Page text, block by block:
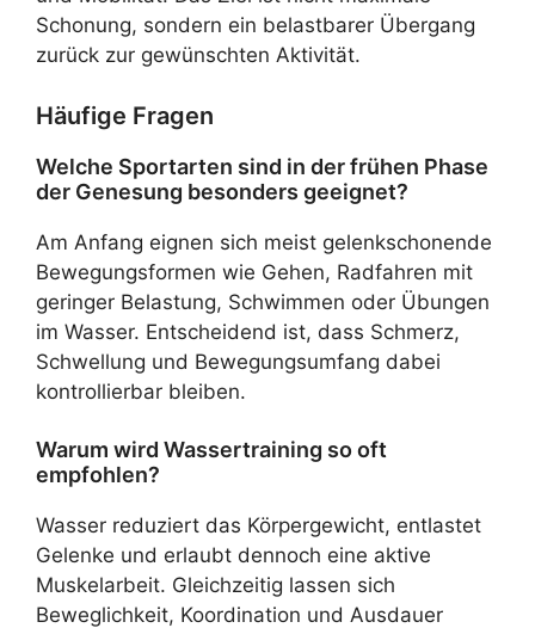
Schonung, sondern ein belastbarer Übergang
zurück zur gewünschten Aktivität.
Häufige Fragen
Welche Sportarten sind in der frühen Phase
der Genesung besonders geeignet?
Am Anfang eignen sich meist gelenkschonende
Bewegungsformen wie Gehen, Radfahren mit
geringer Belastung, Schwimmen oder Übungen
im Wasser. Entscheidend ist, dass Schmerz,
Schwellung und Bewegungsumfang dabei
kontrollierbar bleiben.
Warum wird Wassertraining so oft
empfohlen?
Wasser reduziert das Körpergewicht, entlastet
Gelenke und erlaubt dennoch eine aktive
Muskelarbeit. Gleichzeitig lassen sich
Beweglichkeit, Koordination und Ausdauer